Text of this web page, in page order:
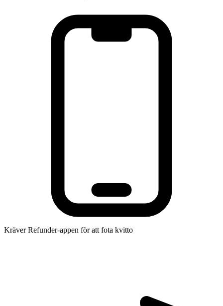
Kräver Refunder-appen för att fota kvitto